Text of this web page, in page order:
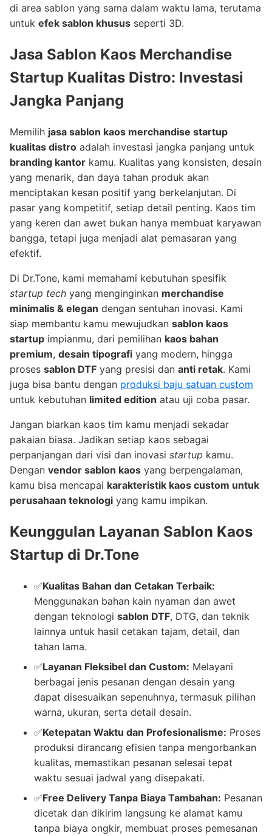
di area sablon yang sama dalam waktu lama, terutama
untuk efek sablon khusus seperti 3D.
Jasa Sablon Kaos Merchandise
Startup Kualitas Distro: Investasi
Jangka Panjang
Memilih jasa sablon kaos merchandise startup
kualitas distro adalah investasi jangka panjang untuk
branding kantor kamu. Kualitas yang konsisten, desain
yang menarik, dan daya tahan produk akan
menciptakan kesan positif yang berkelanjutan. Di
pasar yang kompetitif, setiap detail penting. Kaos tim
yang keren dan awet bukan hanya membuat karyawan
bangga, tetapi juga menjadi alat pemasaran yang
efektif.
Di Dr.Tone, kami memahami kebutuhan spesifik
startup tech yang menginginkan merchandise
minimalis & elegan dengan sentuhan inovasi. Kami
siap membantu kamu mewujudkan sablon kaos
startup impianmu, dari pemilihan kaos bahan
premium, desain tipografi yang modern, hingga
proses sablon DTF yang presisi dan anti retak. Kami
juga bisa bantu dengan produksi baju satuan custom
untuk kebutuhan limited edition atau uji coba pasar.
Jangan biarkan kaos tim kamu menjadi sekadar
pakaian biasa. Jadikan setiap kaos sebagai
perpanjangan dari visi dan inovasi startup kamu.
Dengan vendor sablon kaos yang berpengalaman,
kamu bisa mencapai karakteristik kaos custom untuk
perusahaan teknologi yang kamu impikan.
Keunggulan Layanan Sablon Kaos
Startup di Dr.Tone
✅Kualitas Bahan dan Cetakan Terbaik:
Menggunakan bahan kain nyaman dan awet
dengan teknologi sablon DTF, DTG, dan teknik
lainnya untuk hasil cetakan tajam, detail, dan
tahan lama.
✅Layanan Fleksibel dan Custom: Melayani
berbagai jenis pesanan dengan desain yang
dapat disesuaikan sepenuhnya, termasuk pilihan
warna, ukuran, serta detail desain.
✅Ketepatan Waktu dan Profesionalisme: Proses
produksi dirancang efisien tanpa mengorbankan
kualitas, memastikan pesanan selesai tepat
waktu sesuai jadwal yang disepakati.
✅Free Delivery Tanpa Biaya Tambahan: Pesanan
dicetak dan dikirim langsung ke alamat kamu
tanpa biaya ongkir, membuat proses pemesanan